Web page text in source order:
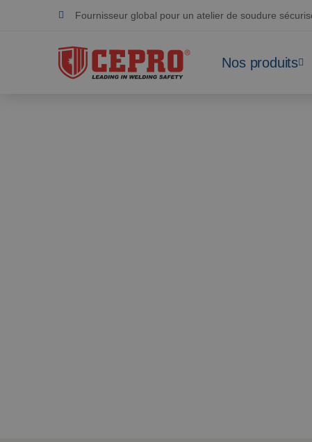
Fournisseur global pour un atelier de soudure
Dévoué & flexible
Produits certifiés
Nos produits